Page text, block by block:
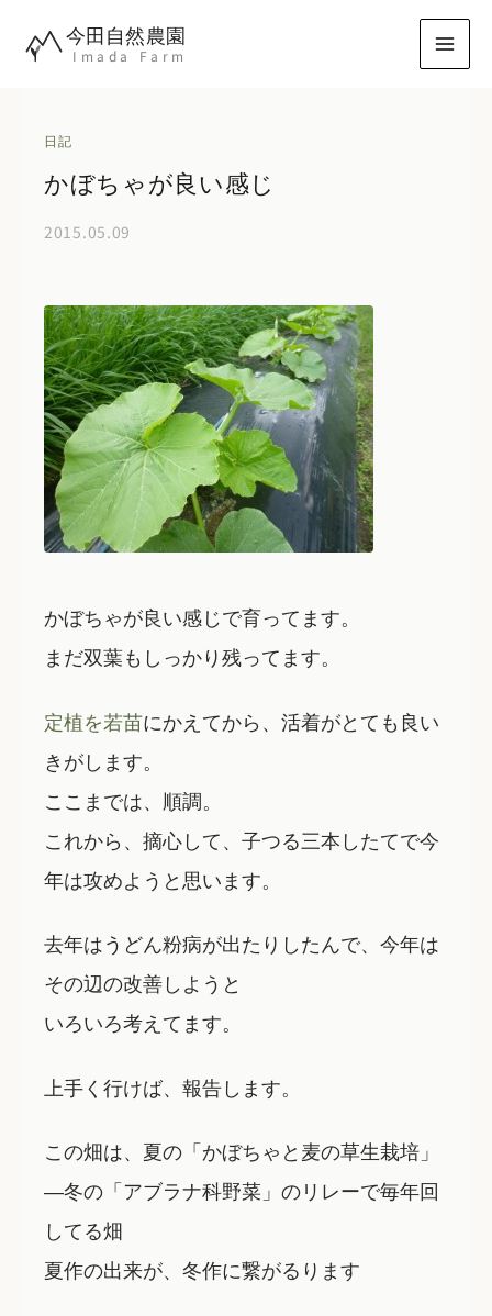
今田自然農園
Imada Farm
日記
かぼちゃが良い感じ
2015.05.09
かぼちゃが良い感じで育ってます。
まだ双葉もしっかり残ってます。
定植を若苗にかえてから、活着がとても良い
きがします。
ここまでは、順調。
これから、摘心して、子つる三本したてで今
年は攻めようと思います。
去年はうどん粉病が出たりしたんで、今年は
その辺の改善しようと
いろいろ考えてます。
上手く行けば、報告します。
この畑は、夏の「かぼちゃと麦の草生栽培」
―冬の「アブラナ科野菜」のリレーで毎年回
してる畑
夏作の出来が、冬作に繋がるります